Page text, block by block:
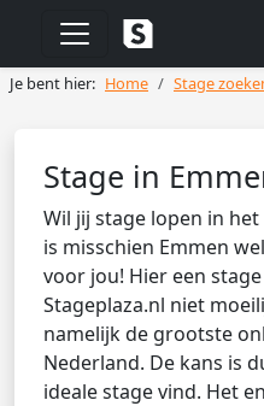
Je bent hier: Home Stage
Stage in
Wil jij stage lopen in
is misschien Emmen
voor jou! Hier een
Stageplaza.nl niet
namelijk de grootste
Nederland. De kans is
ideale stage vind. Het